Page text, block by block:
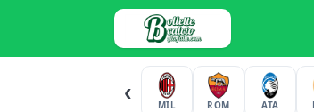
‹
MIL ROM ATA